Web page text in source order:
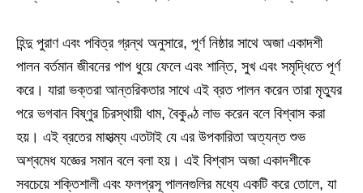
হিন্দু পুরাণ এবং পবিত্র গ্রন্থ অনুসারে, পূর্ণ নিষ্ঠার সাথে অজা একাদশী
পালন বর্তমান জীবনের পাপ ধুয়ে ফেলে এবং শান্তি, সুখ এবং সমৃদ্ধিতে পূর্ণ
করে। যারা ভক্তরা আন্তরিকতার সাথে এই ব্রত পালন করেন তারা মৃত্যুর
পরে ভগবান বিষ্ণুর চিরস্থায়ী ধাম, বৈকুণ্ঠ লাভ করেন বলে বিশ্বাস করা
হয়। এই ব্রতের মাহাত্ম্য এতটাই যে এর উপকারিতা অত্যন্ত শুভ
অশ্বমেধ যজ্ঞের সমান বলে বলা হয়। এই বিশ্বাস অজা একাদশীকে
সবচেয়ে শক্তিশালী এবং ফলপ্রসূ পালনগুলির মধ্যে একটি করে তোলে, যা